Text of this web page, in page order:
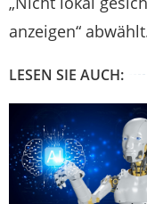
anzeigen“
LESEN SIE AUCH: